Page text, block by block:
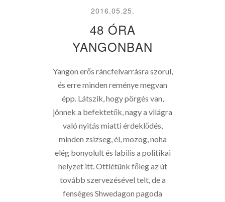
2016.05.25.
48 ÓRA
YANGONBAN
Yangon erős ráncfelvarrásra szorul,
és erre minden reménye megvan
épp. Látszik, hogy pörgés van,
jönnek a befektetők, nagy a világra
való nyitás miatti érdeklődés,
minden zsizseg, él, mozog, noha
elég bonyolult és labilis a politikai
helyzet itt. Ottlétünk főleg az út
tovább szervezésével telt, de a
fenséges Shwedagon pagoda